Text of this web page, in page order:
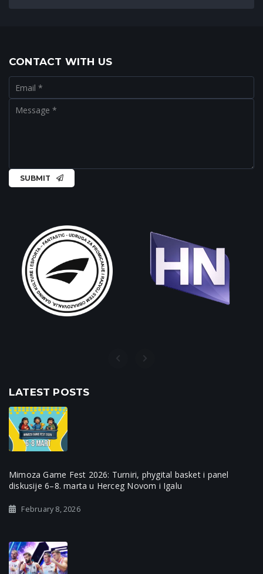
CONTACT WITH US
SUBMIT
LATEST POSTS
Mimoza Game Fest 2026: Turniri, phygital basket i panel
diskusije 6–8. marta u Herceg Novom i Igalu
February 8, 2026